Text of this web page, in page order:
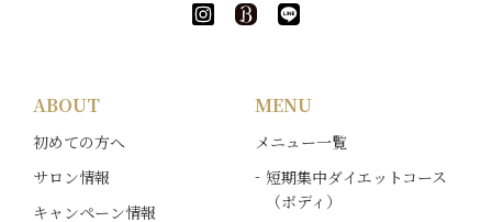
ABOUT
初めての方へ
サロン情報
キャンペーン情報
MENU
メニュー一覧
短期集中ダイエットコース
（ボディ）